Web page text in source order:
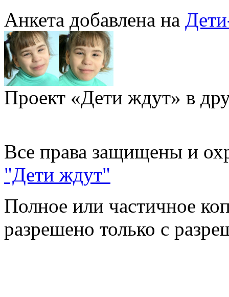
Анкета добавлена на
Проект «Дети ждут» в
Все права защищены и
"Дети ждут"
Полное или частичное
разрешено только с